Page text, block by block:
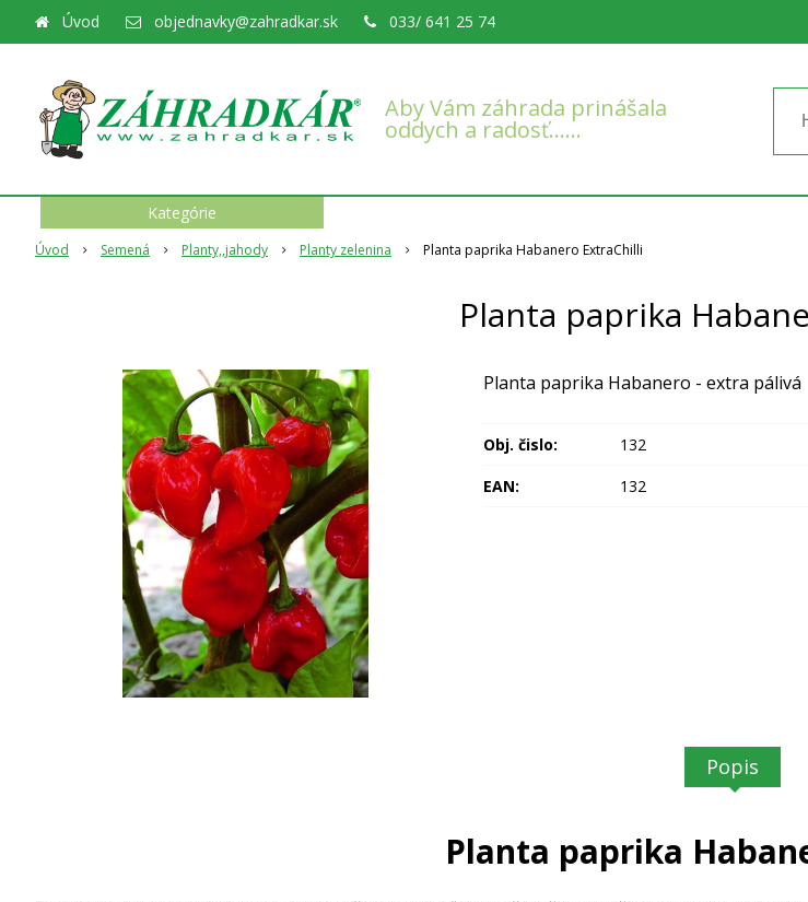
Aby Vám záhrada prinášala
oddych a radosť……
Úvod objednavky@zahradkar.sk 033/ 641 25 74
Úvod Semená Planty,,jahody Planty zelenina Planta paprika Habanero ExtraChilli
Planta paprika
Planta paprika Habanero - extra pálivá
Obj. čislo:
132
EAN:
132
Popis
Planta paprika
Kategórie